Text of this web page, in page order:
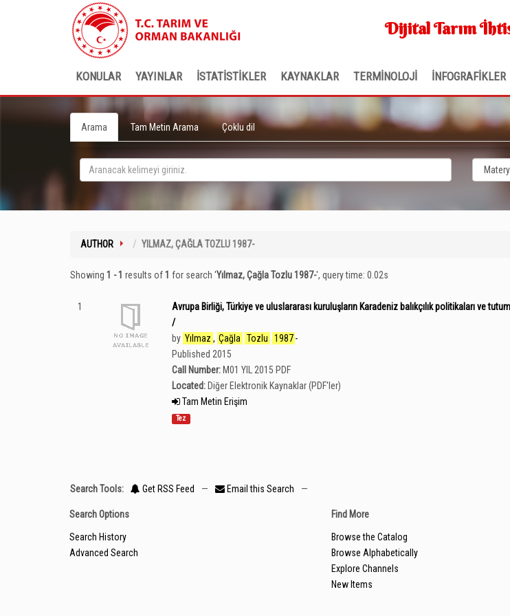
Dijital Tarım
KONULAR YAYINLAR İSTATİSTİKLER KAYNAKLAR TERMİNOLOJİ İNFOGRAFİKLER
Arama Tam Metin Arama Çoklu dil
AUTHOR YILMAZ, ÇAĞLA TOZLU 1987-
Showing 1 - 1 results of1 for search 'Yılmaz, Çağla Tozlu 1987-', query time: 0.02s
1
Avrupa Birliği, Türkiye ve uluslararası kuruluşların Karadeniz balıkçılık politikaları ve
/
by Yılmaz , Çağla Tozlu 1987 -
Published 2015
Call Number: M01 YIL 2015 PDF
Located: Diğer Elektronik Kaynaklar (PDF'ler)
Tam Metin Erişim
Tez
Search Tools: Get RSS Feed — Email this Search —
Search Options
Search History
Advanced Search
Find More
Browse the Catalog
Browse Alphabetically
Explore Channels
New Items